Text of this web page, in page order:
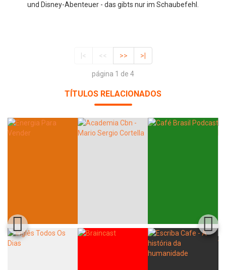
und Disney-Abenteuer - das gibts nur im Schaubefehl.
|< << >> >|
página 1 de 4
TÍTULOS RELACIONADOS